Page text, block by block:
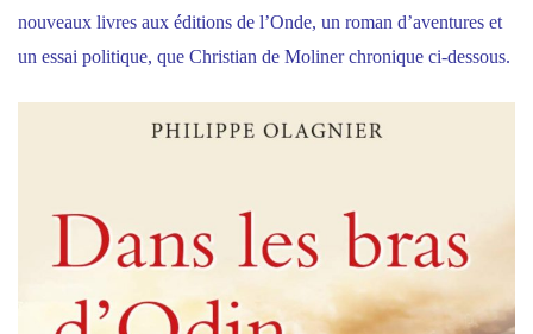
nouveaux livres aux éditions de l’Onde, un roman d’aventures et
un essai politique, que Christian de Moliner chronique ci-dessous.